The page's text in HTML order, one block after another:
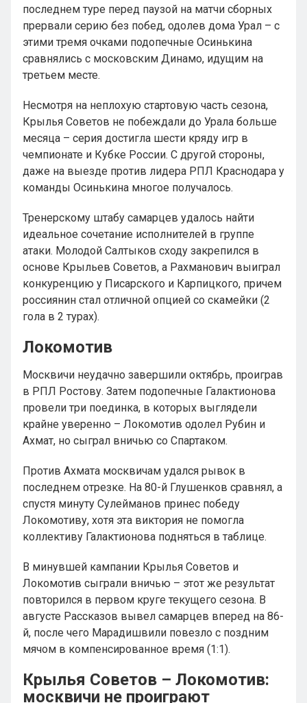
последнем туре перед паузой на матчи сборных
прервали серию без побед, одолев дома Урал – с
этими тремя очками подопечные Осинькина
сравнялись с московским Динамо, идущим на
третьем месте.
Несмотря на неплохую стартовую часть сезона,
Крылья Советов не побеждали до Урала больше
месяца – серия достигла шести кряду игр в
чемпионате и Кубке России. С другой стороны,
даже на выезде против лидера РПЛ Краснодара у
команды Осинькина многое получалось.
Тренерскому штабу самарцев удалось найти
идеальное сочетание исполнителей в группе
атаки. Молодой Салтыков сходу закрепился в
основе Крыльев Советов, а Рахманович выиграл
конкуренцию у Писарского и Карпицкого, причем
россиянин стал отличной опцией со скамейки (2
гола в 2 турах).
Локомотив
Москвичи неудачно завершили октябрь, проиграв
в РПЛ Ростову. Затем подопечные Галактионова
провели три поединка, в которых выглядели
крайне уверенно – Локомотив одолел Рубин и
Ахмат, но сыграл вничью со Спартаком.
Против Ахмата москвичам удался рывок в
последнем отрезке. На 80-й Глушенков сравнял, а
спустя минуту Сулейманов принес победу
Локомотиву, хотя эта виктория не помогла
коллективу Галактионова подняться в таблице.
В минувшей кампании Крылья Советов и
Локомотив сыграли вничью – этот же результат
повторился в первом круге текущего сезона. В
августе Рассказов вывел самарцев вперед на 86-
й, после чего Марадишвили повезло с поздним
мячом в компенсированное время (1:1).
Крылья Советов – Локомотив:
москвичи не проиграют